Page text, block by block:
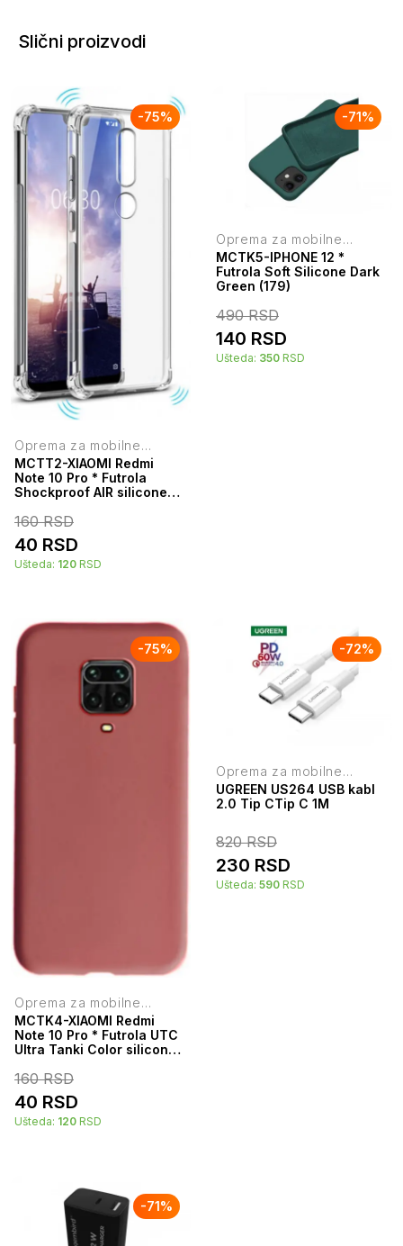
Slični proizvodi
-75%
Oprema za mobilne
telefone
MCTT2-XIAOMI Redmi
Note 10 Pro * Futrola
Shockproof AIR silicone
160RSD
40 RSD
Ušteda: 120 RSD
-71%
Oprema za mobilne
telefone
MCTK5-IPHONE 12 *
Futrola Soft Silicone Dark
Green (179)
490RSD
140 RSD
Ušteda: 350 RSD
-75%
Oprema za mobilne
telefone
MCTK4-XIAOMI Redmi
Note 10 Pro * Futrola UTC
Ultra Tanki Color silicone
160RSD
40 RSD
Ušteda: 120 RSD
-72%
Oprema za mobilne
telefone
UGREEN US264 USB kabl
2.0 Tip CTip C 1M
820RSD
230 RSD
Ušteda: 590 RSD
-71%